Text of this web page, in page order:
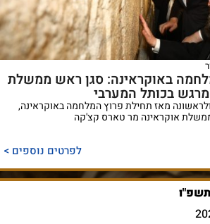
באוקראינה: סגן ראש ממשלת
בכותל המערבי
מאז תחילת פרוץ המלחמה באוקראינה,
אוקראינה מר טארס קצ'קה
לפרטים נוספים >